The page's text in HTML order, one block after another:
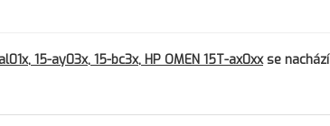
15-ay03x, 15-bc3x, HP OMEN 15T-ax0xxse